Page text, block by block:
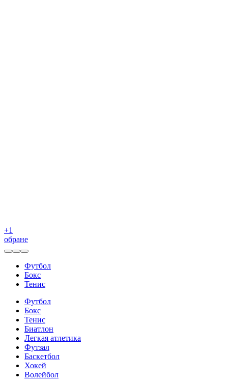
+1
обране
Футбол
Бокс
Тенис
Футбол
Бокс
Тенис
Биатлон
Легкая атлетика
Футзал
Баскетбол
Хокей
Волейбол